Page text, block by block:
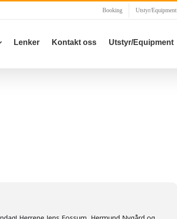
Booking Utstyr/Equipment
Lenker Kontakt oss Utstyr/Equipment